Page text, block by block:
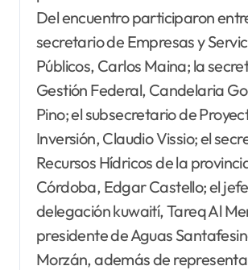
Del encuentro participaron
secretario de Empresas y
Públicos, Carlos Maina; la
Gestión Federal, Candelaria
Pino; el subsecretario de
Inversión, Claudio Vissio; el
Recursos Hídricos de la
Córdoba, Edgar Castello; el
delegación kuwaití, Tareq Al
presidente de Aguas
Morzán, además de